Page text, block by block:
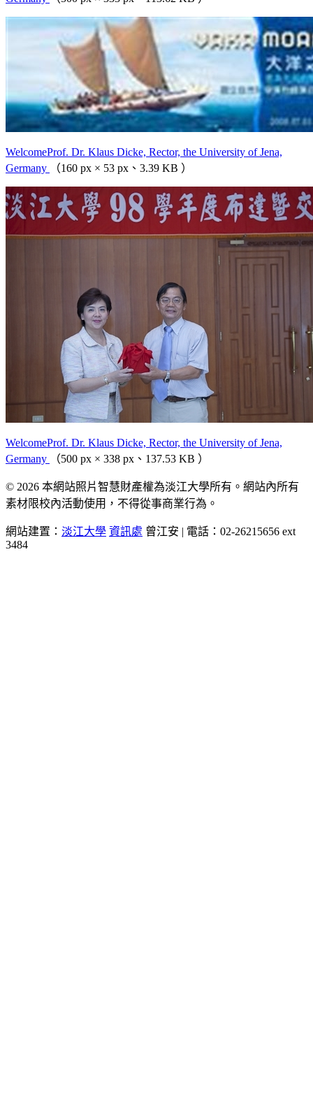
WelcomeProf. Dr. Klaus Dicke, Rector, the University of Jena,
Germany
（160 px × 53 px、3.39 KB ）
WelcomeProf. Dr. Klaus Dicke, Rector, the University of Jena,
Germany
（500 px × 338 px、137.53 KB ）
© 2026 本網站照片智慧財產權為淡江大學所有。網站內所有
素材限校內活動使用，不得從事商業行為。
網站建置： 淡江大學 資訊處 曾江安 | 電話：02-26215656 ext
3484